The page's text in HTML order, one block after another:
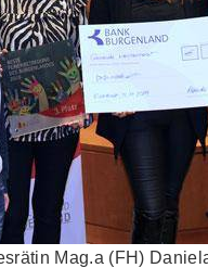
Mag.a (FH)